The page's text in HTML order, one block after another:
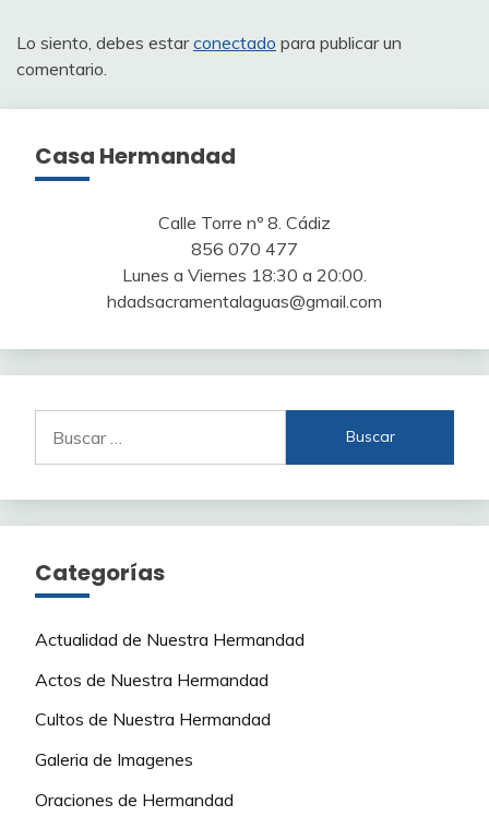
Lo siento, debes estarconectado para publicar un
comentario.
Casa Hermandad
Calle Torre nº 8. Cádiz
856 070 477
Lunes a Viernes 18:30 a 20:00.
hdadsacramentalaguas@gmail.com
Categorías
Actualidad de Nuestra Hermandad
Actos de Nuestra Hermandad
Cultos de Nuestra Hermandad
Galeria de Imagenes
Oraciones de Hermandad